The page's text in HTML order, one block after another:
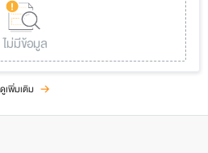
ไม่มีข้อมูล
ดูเพิ่มเติม